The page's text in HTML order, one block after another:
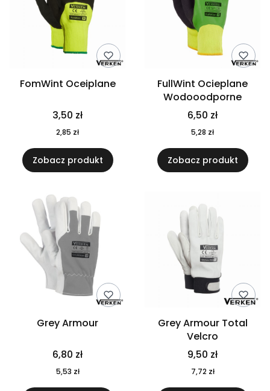
FomWint Oceiplane
Cena
3,50 zł
Cena
2,85 zł
Zobacz produkt
FullWint Ocieplane
Wodooodporne
Cena
6,50 zł
Cena
5,28 zł
Zobacz produkt
Grey Armour
Cena
6,80 zł
Cena
5,53 zł
Grey Armour Total
Velcro
Cena
9,50 zł
Cena
7,72 zł